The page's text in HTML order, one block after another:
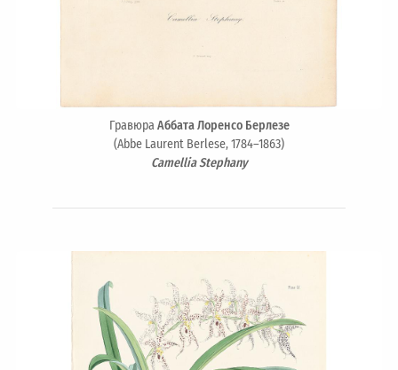
ГравюраАббата Лоренсо Берлезе
(Abbe Laurent Berlese, 1784–1863)
Camellia Stephany